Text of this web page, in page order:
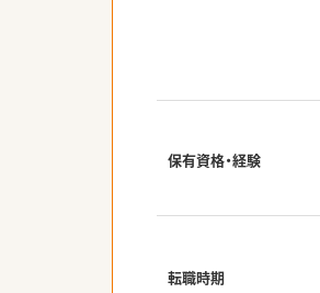
保有資格・経験
転職時期